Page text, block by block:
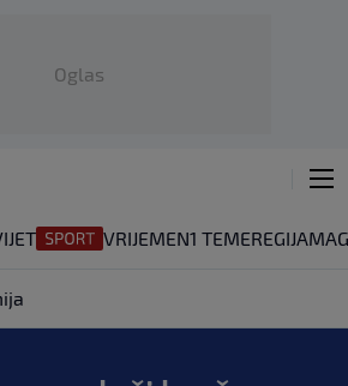
Oglas
VRIJEMEN1 TEMEREGIJA